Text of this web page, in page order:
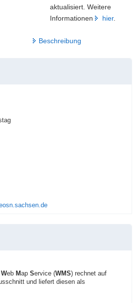
aktualisiert. Weitere
Informationen
hier.
Beschreibung
Web Map Service (WMS) rechnet auf
und liefert diesen als